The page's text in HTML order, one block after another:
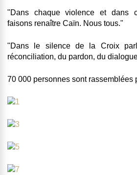
"Dans chaque violence et dans
faisons renaître Caïn. Nous tous."
"Dans le silence de la Croix
réconciliation, du pardon, du
70 000 personnes sont rassemblées